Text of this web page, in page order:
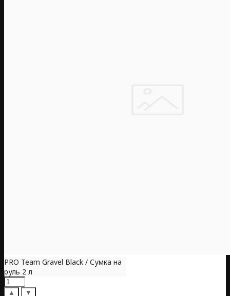
PRO Team Gravel Black / Сумка на
руль 2 л
▲ ▼